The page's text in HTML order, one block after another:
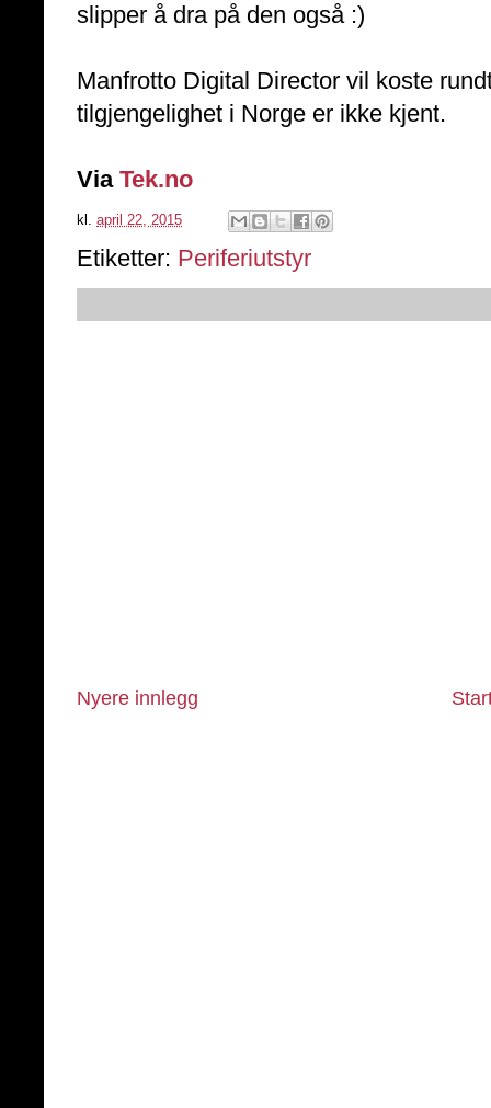
slipper å dra på den også :)
Manfrotto Digital Director vil koste
tilgjengelighet i Norge er ikke kjent.
Via Tek.no
kl. april 22, 2015
Etiketter: Periferiutstyr
Nyere innlegg